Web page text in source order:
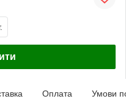
Оплата Умови